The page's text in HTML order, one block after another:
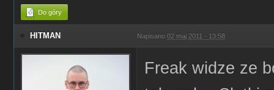
Do góry
HITMAN Napisano 02 maj 2011 - 13:58
Freak widze ze